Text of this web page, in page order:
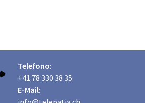
Telefono:
+41 78 330 38 35
E-Mail: